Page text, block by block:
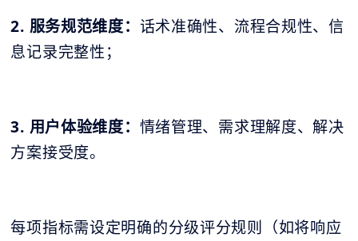
2. 服务规范维度： 话术准确性、流程合规性、信
息记录完整性；
3. 用户体验维度： 情绪管理、需求理解度、解决
方案接受度。
每项指标需设定明确的分级评分规则（如将响应